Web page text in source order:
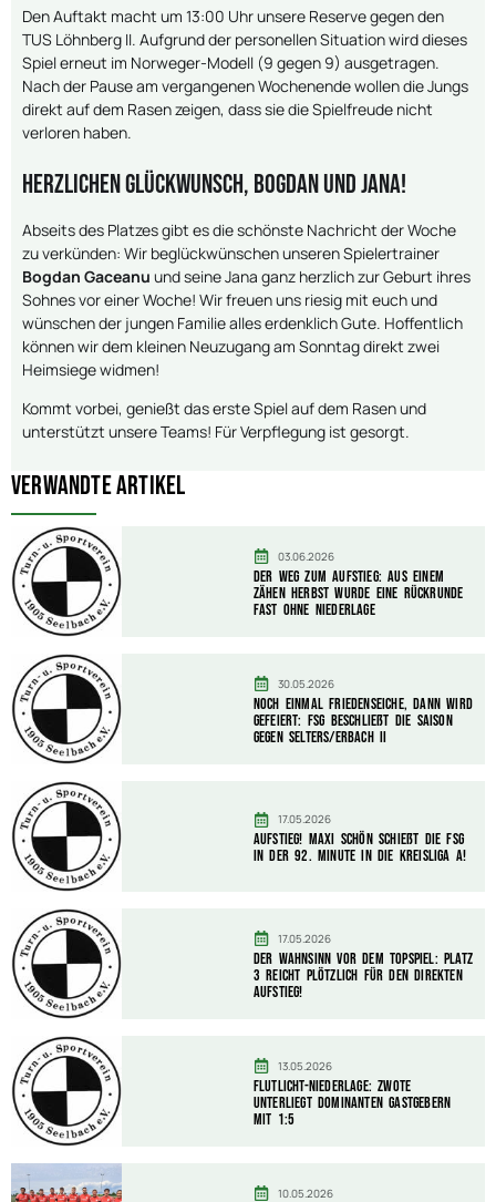
Den Auftakt macht um 13:00 Uhr unsere Reserve gegen den
TUS Löhnberg II. Aufgrund der personellen Situation wird dieses
Spiel erneut im Norweger-Modell (9 gegen 9) ausgetragen.
Nach der Pause am vergangenen Wochenende wollen die Jungs
direkt auf dem Rasen zeigen, dass sie die Spielfreude nicht
verloren haben.
Herzlichen Glückwunsch, Bogdan und Jana!
Abseits des Platzes gibt es die schönste Nachricht der Woche
zu verkünden: Wir beglückwünschen unseren Spielertrainer
Bogdan Gaceanu und seine Jana ganz herzlich zur Geburt ihres
Sohnes vor einer Woche! Wir freuen uns riesig mit euch und
wünschen der jungen Familie alles erdenklich Gute. Hoffentlich
können wir dem kleinen Neuzugang am Sonntag direkt zwei
Heimsiege widmen!
Kommt vorbei, genießt das erste Spiel auf dem Rasen und
unterstützt unsere Teams! Für Verpflegung ist gesorgt.
Verwandte Artikel
03.06.2026
Der Weg zum Aufstieg: Aus einem
zähen Herbst wurde eine Rückrunde
fast ohne Niederlage
30.05.2026
Noch einmal Friedenseiche, dann wird
gefeiert: FSG beschließt die Saison
gegen Selters/Erbach II
17.05.2026
AUFSTIEG! Maxi Schön schießt die FSG
in der 92. Minute in die Kreisliga A!
17.05.2026
Der Wahnsinn vor dem Topspiel: Platz
3 reicht plötzlich für den direkten
Aufstieg!
13.05.2026
Flutlicht-Niederlage: Zwote
unterliegt dominanten Gastgebern
mit 1:5
10.05.2026